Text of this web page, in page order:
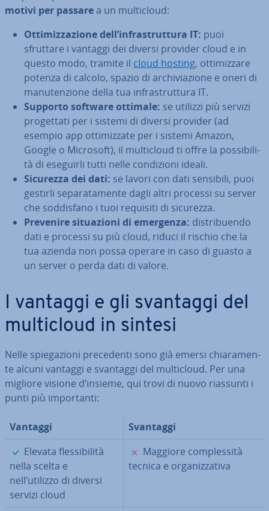
motivi per passarea un mul­ti­cloud:
Ot­ti­miz­za­zio­ne dell’in­fra­strut­tu­ra IT: puoi
sfruttare i vantaggi dei diversi provider cloud e in
questo modo, tramite il cloud hosting, ot­ti­miz­za­re
potenza di calcolo, spazio di ar­chi­via­zio­ne e oneri di
ma­nu­ten­zio­ne della tua in­fra­strut­tu­ra IT.
Supporto software ottimale: se utilizzi più servizi
pro­get­ta­ti per i sistemi di diversi provider (ad
esempio app ot­ti­miz­za­te per i sistemi Amazon,
Google o Microsoft), il mul­ti­cloud ti offre la pos­si­bi­li­
tà di eseguirli tutti nelle con­di­zio­ni ideali.
Sicurezza dei dati: se lavori con dati sensibili, puoi
gestirli se­pa­ra­ta­men­te dagli altri processi su server
che sod­di­sfa­no i tuoi requisiti di sicurezza.
Prevenire si­tua­zio­ni di emergenza: di­stri­buen­do
dati e processi su più cloud, riduci il rischio che la
tua azienda non possa operare in caso di guasto a
un server o perda dati di valore.
I vantaggi e gli svantaggi del
mul­ti­cloud in sintesi
Nelle spie­ga­zio­ni pre­ce­den­ti sono già emersi chia­ra­men­
te alcuni vantaggi e svantaggi del mul­ti­cloud. Per una
migliore visione d’insieme, qui trovi di nuovo riassunti i
punti più im­por­tan­ti:
Vantaggi
Svantaggi
✓
Elevata fles­si­bi­li­tà
nella scelta e
nell’utilizzo di diversi
servizi cloud
✗
Maggiore com­ples­si­tà
tecnica e or­ga­niz­za­ti­va